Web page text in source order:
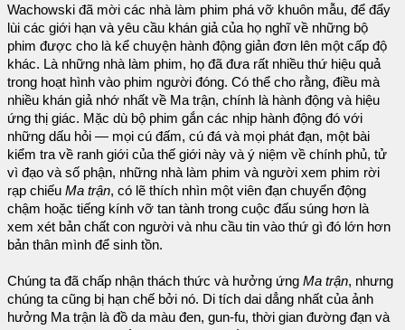
Wachowski đã mời các nhà làm phim phá vỡ khuôn mẫu, để đẩy
lùi các giới hạn và yêu cầu khán giả của họ nghĩ về những bộ
phim được cho là kể chuyện hành động giản đơn lên một cấp độ
khác. Là những nhà làm phim, họ đã đưa rất nhiều thứ hiệu quả
trong hoạt hình vào phim người đóng. Có thể cho rằng, điều mà
nhiều khán giả nhớ nhất về Ma trận, chính là hành động và hiệu
ứng thị giác. Mặc dù bộ phim gắn các nhịp hành động đó với
những dấu hỏi — mọi cú đấm, cú đá và mọi phát đạn, một bài
kiểm tra về ranh giới của thế giới này và ý niệm về chính phủ, tử
vì đạo và số phận, những nhà làm phim và người xem phim rời
rạp chiếu Ma trận, có lẽ thích nhìn một viên đạn chuyển động
chậm hoặc tiếng kính vỡ tan tành trong cuộc đấu súng hơn là
xem xét bản chất con người và nhu cầu tin vào thứ gì đó lớn hơn
bản thân mình để sinh tồn.
Chúng ta đã chấp nhận thách thức và hưởng ứng Ma trận, nhưng
chúng ta cũng bị hạn chế bởi nó. Di tích dai dẳng nhất của ảnh
hưởng Ma trận là đồ da màu đen, gun-fu, thời gian đường đạn và